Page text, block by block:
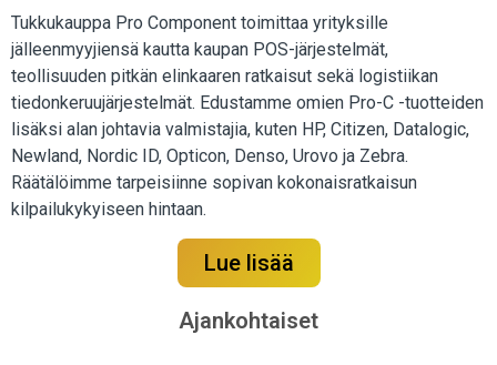
Tukkukauppa Pro Component toimittaa yrityksille
jälleenmyyjiensä kautta kaupan POS-järjestelmät,
teollisuuden pitkän elinkaaren ratkaisut sekä logistiikan
tiedonkeruujärjestelmät. Edustamme omien Pro-C -tuotteiden
lisäksi alan johtavia valmistajia, kuten HP, Citizen, Datalogic,
Newland, Nordic ID, Opticon, Denso, Urovo ja Zebra.
Räätälöimme tarpeisiinne sopivan kokonaisratkaisun
kilpailukykyiseen hintaan.
Lue lisää
Ajankohtaiset